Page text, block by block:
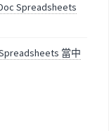
Spreadsheets
當中